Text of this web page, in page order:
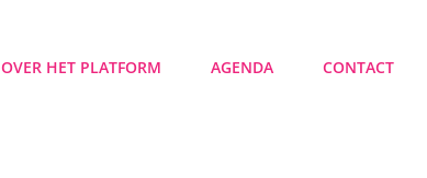
OVER HET PLATFORM AGENDA CONTACT